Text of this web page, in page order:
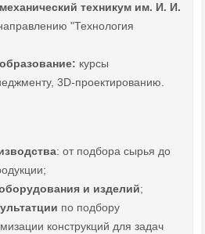
техникум им. И. И.
"Технология
курсы
3D-проектированию.
: от подбора сырья до
и изделий;
по подбору
конструкций для задач